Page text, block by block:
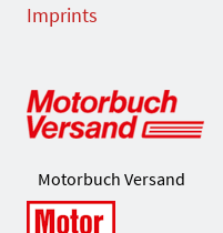
Imprints
Motorbuch Versand